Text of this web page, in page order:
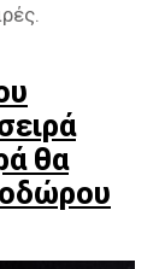
θα